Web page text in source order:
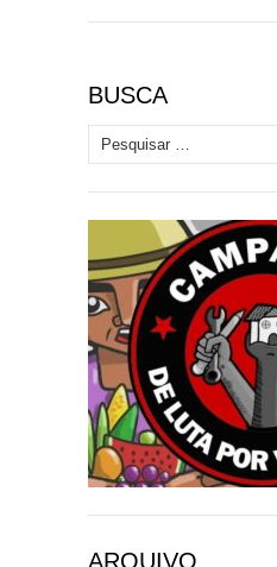
BUSCA
Pesquisar por:
ARQUIVO